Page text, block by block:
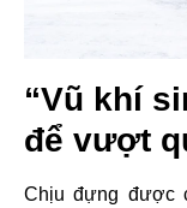
“Vũ khí
để vượt
Chịu đựng được